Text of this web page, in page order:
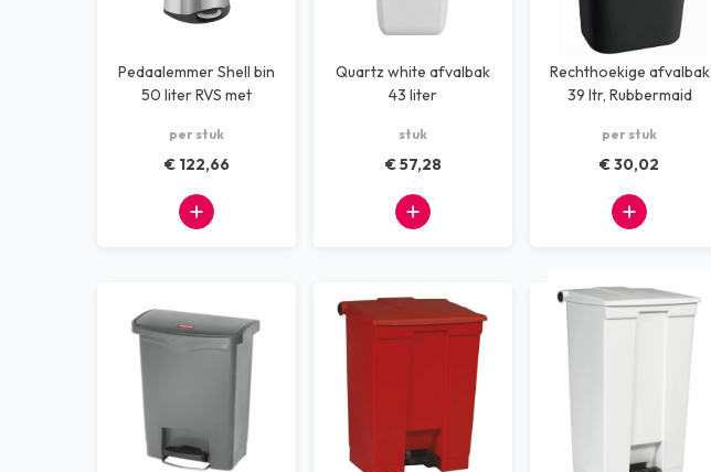
Pedaalemmer Shell bin
50 liter RVS met
per stuk
€ 122,66
Quartz white afvalbak
43 liter
stuk
€ 57,28
Rechthoekige afvalbak
39 ltr, Rubbermaid
per stuk
€ 30,02